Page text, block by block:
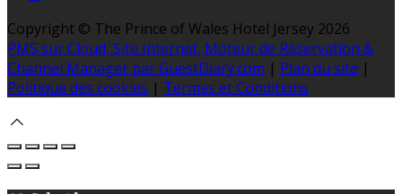
Copyright © The Prince of Wales Hotel Jersey 2026
PMS sur Cloud, Site Internet, Moteur de Réservation &
Channel Manager par GuestDiary.com | Plan du site |
Politique des cookies | Termes et Conditions